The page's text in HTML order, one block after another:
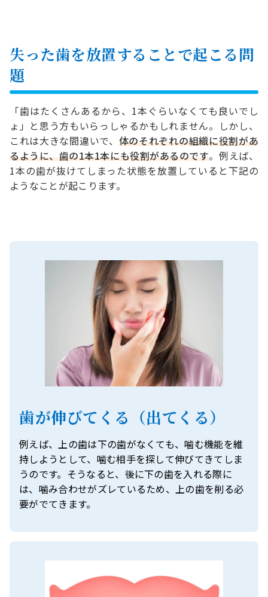
失った歯を放置することで起こる問
題
「歯はたくさんあるから、1本ぐらいなくても良いでし
ょ」と思う方もいらっしゃるかもしれません。しかし、
これは大きな間違いで、 体のそれぞれの組織に役割があ
るように、歯の1本1本にも役割があるのです。例えば、
1本の歯が抜けてしまった状態を放置していると下記の
ようなことが起こります。
歯が伸びてくる（出てくる）
例えば、上の歯は下の歯がなくても、噛む機能を維
持しようとして、噛む相手を探して伸びてきてしま
うのです。そうなると、後に下の歯を入れる際に
は、噛み合わせがズレているため、上の歯を削る必
要がでてきます。